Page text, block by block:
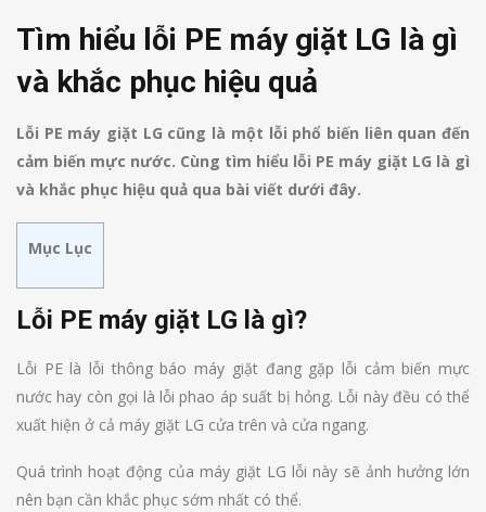
Tìm hiểu lỗi PE máy giặt LG là gì
và khắc phục hiệu quả
Lỗi PE máy giặt LG cũng là một lỗi phổ biến liên quan đến
cảm biến mực nước. Cùng tìm hiểu lỗi PE máy giặt LG là gì
và khắc phục hiệu quả qua bài viết dưới đây.
Mục Lục
Lỗi PE máy giặt LG là gì?
Lỗi PE là lỗi thông báo máy giặt đang gặp lỗi cảm biến mực
nước hay còn gọi là lỗi phao áp suất bị hỏng. Lỗi này đều có thể
xuất hiện ở cả máy giặt LG cửa trên và cửa ngang.
Quá trình hoạt động của máy giặt LG lỗi này sẽ ảnh hưởng lớn
nên bạn cần khắc phục sớm nhất có thể.